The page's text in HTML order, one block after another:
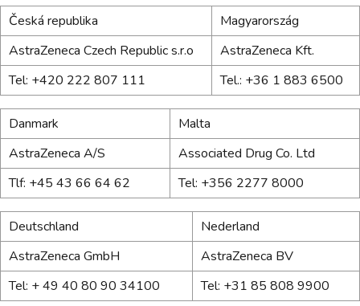
Česká republika
Magyarország
AstraZeneca Czech Republic s.r.o
AstraZeneca Kft.
Tel: +420 222 807 111
Tel.: +36 1 883 6500
Danmark
Malta
AstraZeneca A/S
Associated Drug Co. Ltd
Tlf: +45 43 66 64 62
Tel: +356 2277 8000
Deutschland
Nederland
AstraZeneca GmbH
AstraZeneca BV
Tel: + 49 40 80 90 34100
Tel: +31 85 808 9900